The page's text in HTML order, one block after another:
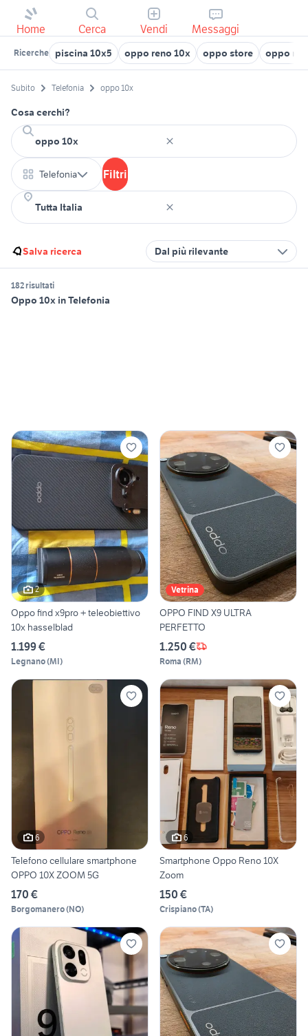
Home Cerca Vendi Messaggi
Ricerche piscina 10x5 oppo reno 10x oppo store oppo
Subito Telefonia oppo 10x
Cosa cerchi?
Telefonia Filtri
Salva ricerca Dal più rilevante
182 risultati
Oppo 10x in Telefonia
2
Oppo find x9pro + teleobiettivo
10x hasselblad
1.199 €
Legnano(MI)
Vetrina
OPPO FIND X9 ULTRA
PERFETTO
1.250 €
Roma (RM)
6
Telefono cellulare smartphone
OPPO 10X ZOOM 5G
170 €
Borgomanero(NO)
6
Smartphone Oppo Reno 10X
Zoom
150 €
Crispiano(TA)